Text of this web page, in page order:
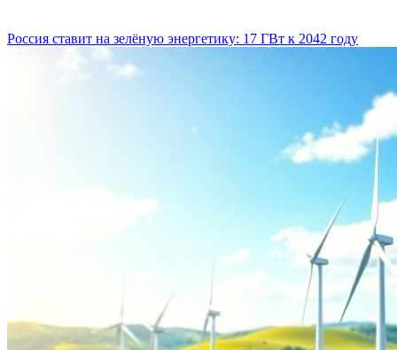
Россия ставит на зелёную энергетику: 17 ГВт к 2042 году